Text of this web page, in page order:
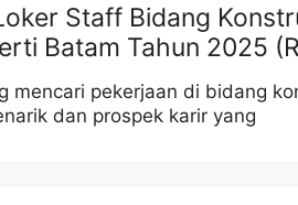
Staff Bidang
Batam Tahun 2025
mencari pekerjaan di bidang
dan prospek karir yang